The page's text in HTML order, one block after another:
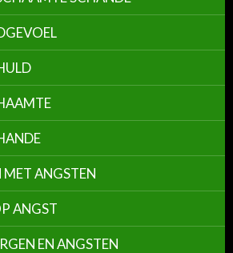
ANGSTEN
ANGST
EN ANGSTEN